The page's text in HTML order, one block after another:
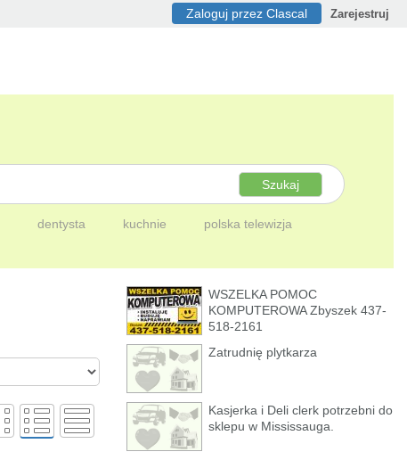
Zaloguj przez Clascal Zarejestruj
Szukaj
dentysta kuchnie polska telewizja
WSZELKA POMOC
KOMPUTEROWA Zbyszek 437-
518-2161
Zatrudnię plytkarza
Kasjerka i Deli clerk potrzebni do
sklepu w Mississauga.